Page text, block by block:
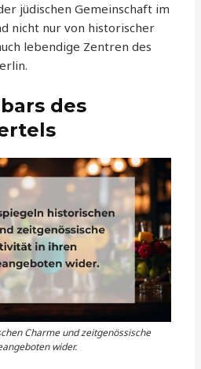
jüdischen Gemeinschaft im
nicht nur von historischer
lebendige Zentren des
des
Charme und zeitgenössische
wider.